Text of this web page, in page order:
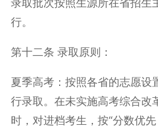
录取批次按照生源所在省招生
行。
第十二条 录取原则：
夏季高考：按照各省的志愿设
行录取。在未实施高考综合改
时，对进档考生，按“分数优